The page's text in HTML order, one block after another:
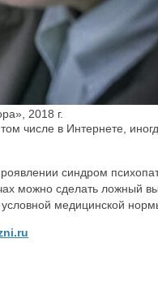
2018 г.
числе в Интернете,
синдром
можно сделать ложный
медицинской